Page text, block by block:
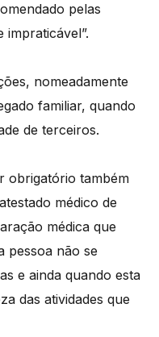
pelas
impraticável”.
nomeadamente
familiar, quando
de terceiros.
obrigatório também
médico de
médica que
pessoa não se
e ainda quando esta
das atividades que